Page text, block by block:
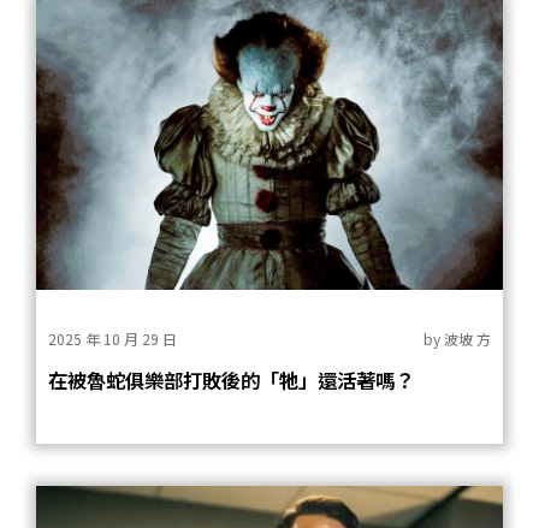
2025 年 10 月 29 日 by波坡 方
在被魯蛇俱樂部打敗後的「牠」還活著嗎？